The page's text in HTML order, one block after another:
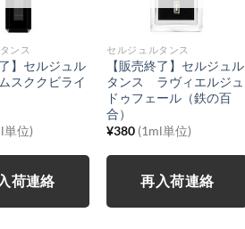
ンス
】セルジュル
スククビライ
単位)
荷連絡
セルジュルタンス
【販売終了】セルジュル
タンス ラヴィエルジュ
ドゥフェール（鉄の百
合）
¥380 (1ml単位)
再入荷連絡